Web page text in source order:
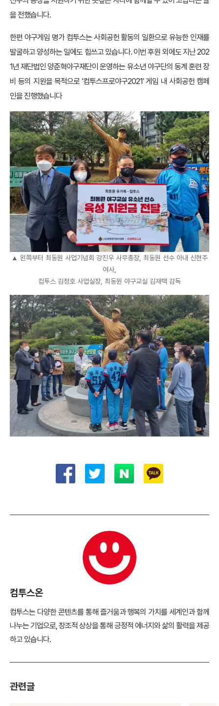
을 전했습니다.
한편 야구게임 명가 컴투스는 사회공헌 활동의 일환으로 유능한 인재를
발굴하고 양성하는 일에도 힘쓰고 있습니다. 이번 후원 외에도 지난 202
1년 재단법인 양준혁야구재단이 운영하는 유소년 야구단의 동계 훈련 장
비 등의 지원을 목적으로 ‘컴투스프로야구2021′ 게임 내 사회공헌 캠페
인을 진행했습니다
▲ 왼쪽부터 최동원 사업기념회 강진우 사무총장, 최동원 선수 아내 신현주
여사,
컴투스 김정호 사업실장, 최동원 야구교실 김재택 감독
컴투스온
컴투스는 다양한 콘텐츠를 통해 즐거움과 행복의 가치를 세계인과 함께
나누는 기업으로, 창조적 상상을 통해 긍정적 에너지와 삶의 활력을 제공
하고 있습니다.
관련글